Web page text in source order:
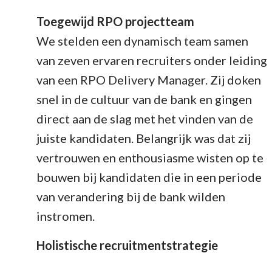
Toegewijd RPO projectteam
We stelden een dynamisch team samen
van zeven ervaren recruiters onder leiding
van een RPO Delivery Manager. Zij doken
snel in de cultuur van de bank en gingen
direct aan de slag met het vinden van de
juiste kandidaten. Belangrijk was dat zij
vertrouwen en enthousiasme wisten op te
bouwen bij kandidaten die in een periode
van verandering bij de bank wilden
instromen.
Holistische recruitmentstrategie